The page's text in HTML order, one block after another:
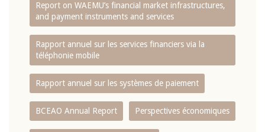
Report on WAEMU’s financial market infrastructures,
and payment instruments and services
Rapport annuel sur les services financiers via la
téléphonie mobile
Rapport annuel sur les systèmes de paiement
BCEAO Annual Report Perspectives économiques